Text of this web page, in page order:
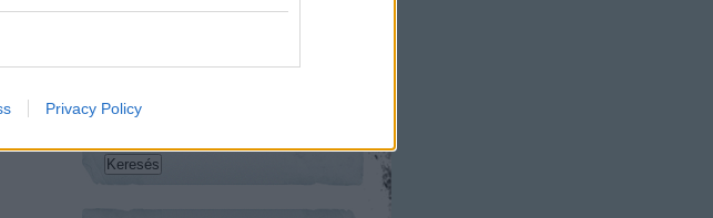
Privacy Policy
Sondheim Notes
Keresés